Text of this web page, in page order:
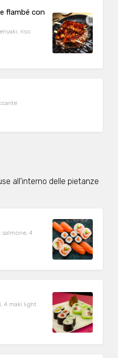
flambé con
all'interno delle pietanze
4
4 maki light